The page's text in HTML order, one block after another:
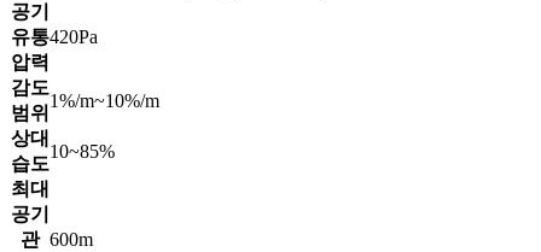
공기
유통
압력
420Pa
감도
범위
1%/m~10%/m
상대
습도
10~85%
최대
공기
관 600m